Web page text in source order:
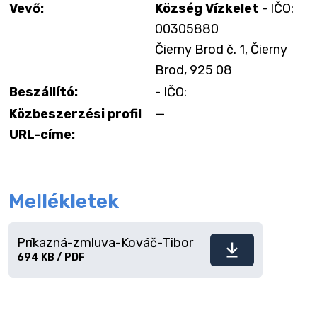
Vevő:
Község Vízkelet - IČO:
00305880
Čierny Brod č. 1, Čierny
Brod, 925 08
Beszállító:
- IČO:
Közbeszerzési profil
URL-címe:
—
Mellékletek
Fájl
Príkazná-zmluva-Kováč-Tibor
694 KB / PDF